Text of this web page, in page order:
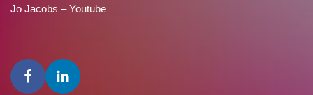
Jo Jacobs – Youtube